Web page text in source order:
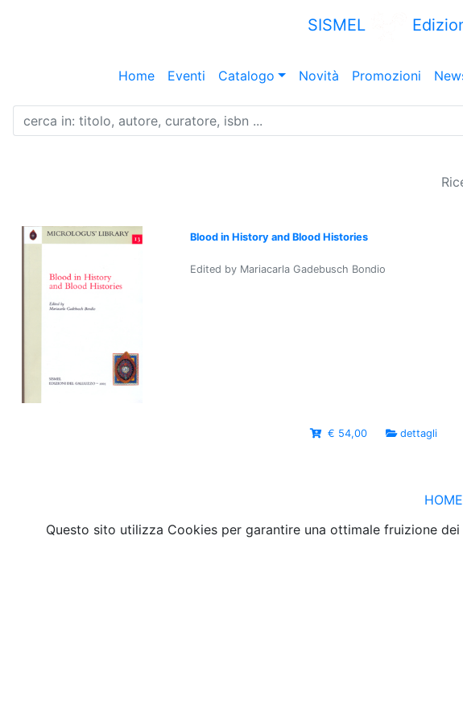
SISMEL
Home Eventi Catalogo Novità Promozioni
Blood in History and Blood Histories
Edited by Mariacarla Gadebusch Bondio
€ 54,00 dettagli
HOME
Questo sito utilizza Cookies per garantire una ottimale fruizione